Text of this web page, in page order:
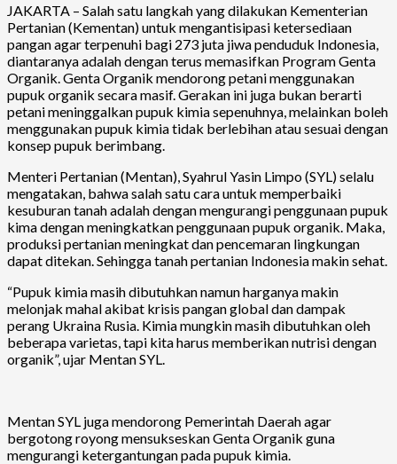
JAKARTA – Salah satu langkah yang dilakukan Kementerian
Pertanian (Kementan) untuk mengantisipasi ketersediaan
pangan agar terpenuhi bagi 273 juta jiwa penduduk Indonesia,
diantaranya adalah dengan terus memasifkan Program Genta
Organik. Genta Organik mendorong petani menggunakan
pupuk organik secara masif. Gerakan ini juga bukan berarti
petani meninggalkan pupuk kimia sepenuhnya, melainkan boleh
menggunakan pupuk kimia tidak berlebihan atau sesuai dengan
konsep pupuk berimbang.
Menteri Pertanian (Mentan), Syahrul Yasin Limpo (SYL) selalu
mengatakan, bahwa salah satu cara untuk memperbaiki
kesuburan tanah adalah dengan mengurangi penggunaan pupuk
kima dengan meningkatkan penggunaan pupuk organik. Maka,
produksi pertanian meningkat dan pencemaran lingkungan
dapat ditekan. Sehingga tanah pertanian Indonesia makin sehat.
“Pupuk kimia masih dibutuhkan namun harganya makin
melonjak mahal akibat krisis pangan global dan dampak
perang Ukraina Rusia. Kimia mungkin masih dibutuhkan oleh
beberapa varietas, tapi kita harus memberikan nutrisi dengan
organik”, ujar Mentan SYL.
Mentan SYL juga mendorong Pemerintah Daerah agar
bergotong royong mensukseskan Genta Organik guna
mengurangi ketergantungan pada pupuk kimia.